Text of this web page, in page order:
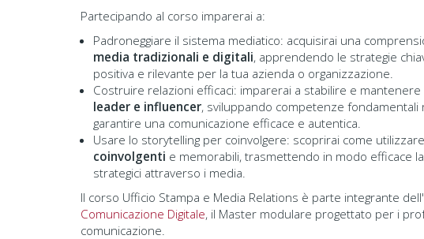
Partecipando al corso imparerai a:
Padroneggiare il sistema mediatico: acquisirai una
media tradizionali e digitali, apprendendo le strategie
positiva e rilevante per la tua azienda o organizzazione.
Costruire relazioni efficaci: imparerai a stabilire e
leader e influencer, sviluppando competenze
garantire una comunicazione efficace e autentica.
Usare lo storytelling per coinvolgere: scoprirai come
coinvolgenti e memorabili, trasmettendo in modo efficace
strategici attraverso i media.
Il corso Ufficio Stampa e Media Relations è parte integrante dell'
Comunicazione Digitale, il Master modulare progettato per i
comunicazione.